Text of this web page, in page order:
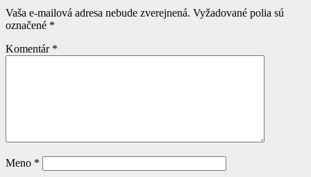
Vaša e-mailová adresa nebude zverejnená. Vyžadované polia sú
označené *
Komentár *
Meno *